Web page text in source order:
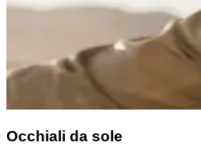
Occhiali da sole